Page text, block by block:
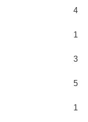
4
1
3
5
1